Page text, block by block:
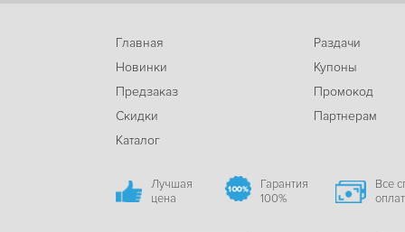
Главная
Новинки
Предзаказ
Скидки
Каталог
Раздачи
Купоны
Промокод
Партнерам
Лучшая
цена
Гарантия
100%
Все